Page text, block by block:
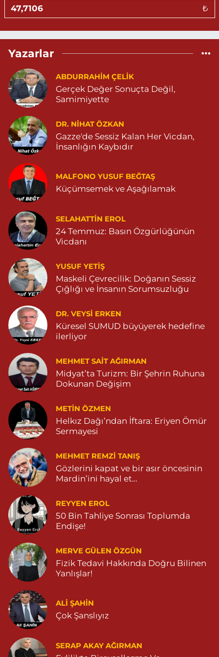
0 (482) 502 64 82 Yol Tarifi Al
Sevlim Eczanesi
YENİ MAHALLE 514 SOKAK NO:36 ÇEÇEN MEZARLIĞININ 300
0 (482) 313 07 47 Yol Tarifi Al
Sarohan Eczanesi
ZEYTNPINAR MAHALLESİ ROJ CADDESİ NO:30 A derik devlet
hastanesi karşısı 05425113484
0 (542) 511 34 84 Yol Tarifi Al
Eymen Eczanesi
POYRAZ MAHALLE MEVLANA SOKAK NO:5A 05343032144
0 (534) 303 21 44 Yol Tarifi Al
Yeni Eczanesi
YENİ MAHALLE 3086 SOKAK NO:2 4 04825413156
0 (482) 541 31 56 Yol Tarifi Al
İlknur Eczanesi
GÜL MAH. VATAN CAD. NO:2A 04825911091
0 (482) 591 10 91
Turan Eczanesi
TEPEBAŞI MAHALLE KISMETLİ CADDE NO:59D SAĞLIK OCAĞI
YANI 04823813670
0 (482) 381 36 70 Yol Tarifi Al
₺
Yazarlar
ABDURRAHIM ÇELİK
Gerçek Değer Sonuçta Değil,
Samimiyette
DR. NIHAT ÖZKAN
Gazze'de Sessiz Kalan Her Vicdan,
İnsanlığın Kaybıdır
MALFONO YUSUF BEĞTAŞ
Küçümsemek ve Aşağılamak
SELAHATTIN EROL
24 Temmuz: Basın Özgürlüğünün
Vicdanı
YUSUF YETİŞ
Maskeli Çevrecilik: Doğanın Sessiz
Çığlığı ve İnsanın Sorumsuzluğu
DR. VEYSI ERKEN
Küresel SUMUD büyüyerek hedefine
ilerliyor
MEHMET SAIT AĞIRMAN
Midyat’ta Turizm: Bir Şehrin Ruhuna
Dokunan Değişim
METIN ÖZMEN
Helkız Dağı’ndan İftara: Eriyen Ömür
Sermayesi
MEHMET REMZI TANIŞ
Gözlerini kapat ve bir asır öncesinin
Mardin’ini hayal et…
REYYEN EROL
50 Bin Tahliye Sonrası Toplumda
Endişe!
MERVE GÜLEN ÖZGÜN
Fizik Tedavi Hakkında Doğru Bilinen
Yanlışlar!
ALI ŞAHİN
Çok Şanslıyız
SERAP AKAY AĞIRMAN